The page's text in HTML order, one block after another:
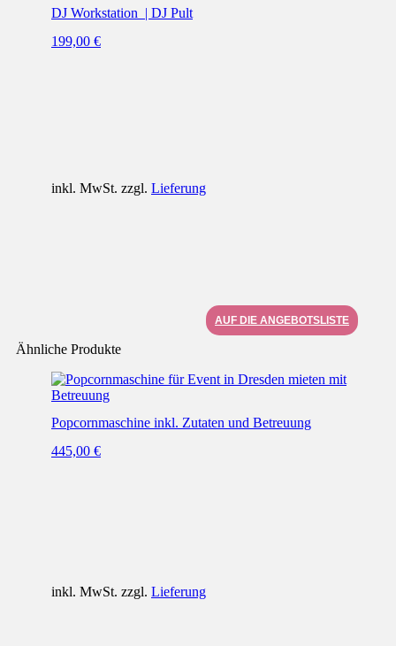
DJ Workstation | DJ Pult
199,00 €
inkl. MwSt. zzgl. Lieferung
AUF DIE ANGEBOTSLISTE
Ähnliche Produkte
Popcornmaschine inkl. Zutaten und Betreuung
445,00 €
inkl. MwSt. zzgl. Lieferung
Dieses
Produkt
mehrere
auf.
werden